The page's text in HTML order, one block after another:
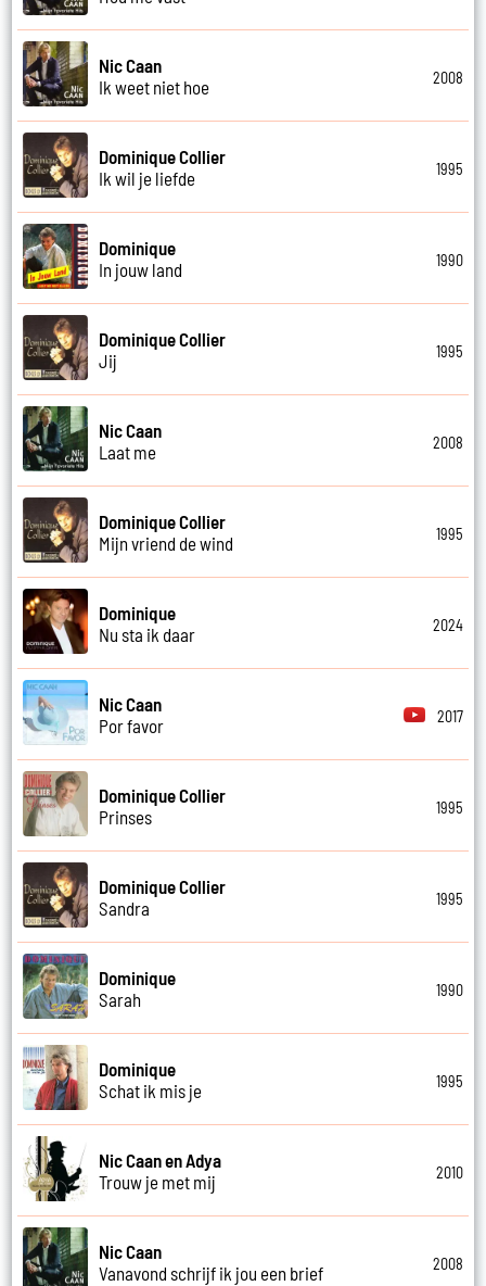
Nic Caan
Ik weet niet hoe
2008
Dominique Collier
Ik wil je liefde
1995
Dominique
In jouw land
1990
Dominique Collier
Jij
1995
Nic Caan
Laat me
2008
Dominique Collier
Mijn vriend de wind
1995
Dominique
Nu sta ik daar
2024
Nic Caan
Por favor
2017
Dominique Collier
Prinses
1995
Dominique Collier
Sandra
1995
Dominique
Sarah
1990
Dominique
Schat ik mis je
1995
Nic Caan en Adya
Trouw je met mij
2010
Nic Caan
Vanavond schrijf ik jou een brief
2008